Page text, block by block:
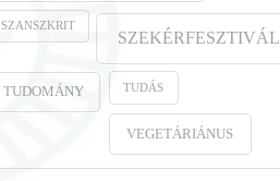
SZANSZKRIT
SZEKÉRFESZTIVÁL
TUDOMÁNY TUDÁS
VEGETÁRIÁNUS